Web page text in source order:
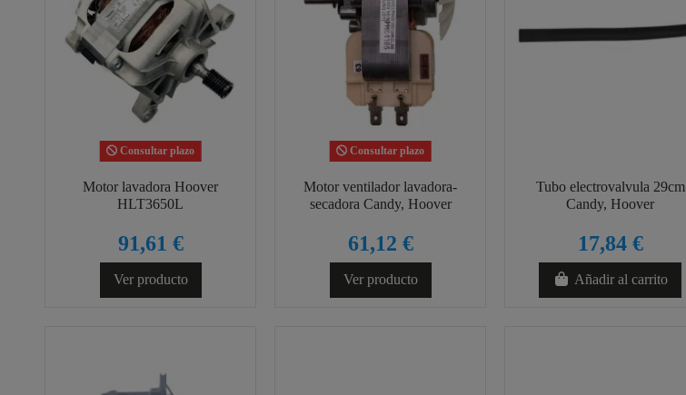
Consultar plazo
Motor lavadora Hoover
HLT3650L
91,61 €
Ver producto
Consultar plazo
Motor ventilador lavadora-
secadora Candy, Hoover
61,12 €
Ver producto
Tubo electrovalvula 29cm
Candy, Hoover
17,84 €
Añadir al carrito